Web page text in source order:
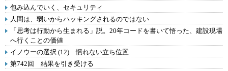
包み込んでいく、セキュリティ
人間は、弱いからハッキングされるのではない
「思考は行動から生まれる」説。20年コードを書いて悟った、建設現場
へ行くことの価値
イノウーの選択 (12) 慣れない立ち位置
第742回 結果を引き受ける